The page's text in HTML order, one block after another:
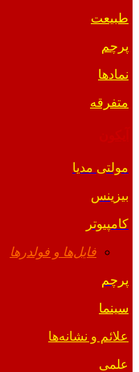
طبیعت
پرچم
نمادها
متفرقه
مولتی مدیا
بیزینس
کامپیوتر
فایل‌ها و فولدرها
پرچم
سینما
علائم و نشانه‌ها
علمی